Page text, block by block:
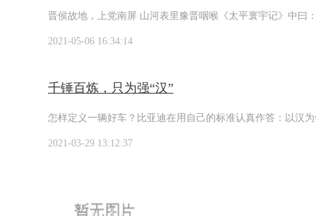
晋侯故地，上党南屏 山河表里豫晋咽喉《太平寰宇记》中曰
2021-05-06 16:34:14
千锤百炼，只为强“汉”
怎样定义一辆好车？比亚迪在用自己的标准认真作答：以汉
2021-03-29 13:12:37